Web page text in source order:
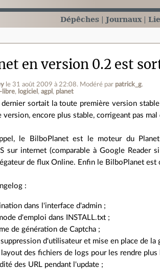
Dépêches Journaux
en version 0.2 est
le 31 août 2009 à 22:08. Modéré par patrick_g.
libre logiciel agpl planet
dernier sortait la toute première version
version, encore plus stable, corrigeant pas
le BilboPlanet est le moteur du
sur internet (comparable à Google
de flux Online. Enfin le BilboPlanet est
:
dans l'interface d'admin ;
d'emploi dans INSTALL.txt ;
de génération de Captcha ;
d'utilisateur et mise en place de la
layout des fichiers de logs pour les rendre plus
des URL pendant l'update ;